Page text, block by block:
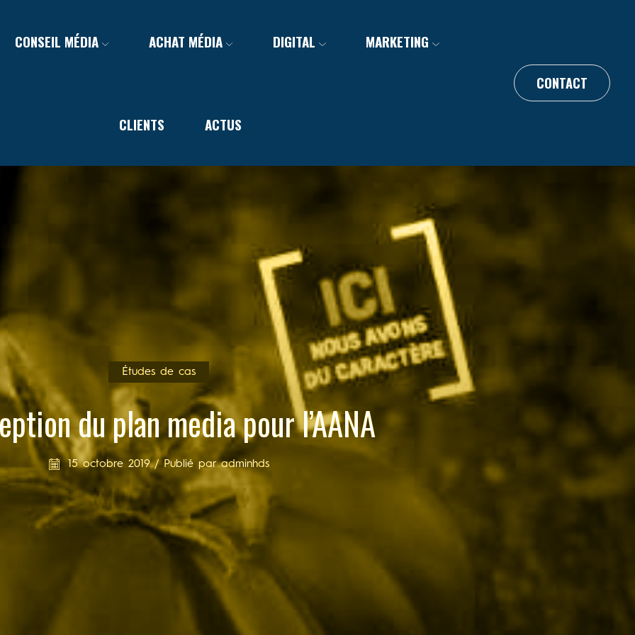
CONSEIL MÉDIA ACHAT MÉDIA DIGITAL MARKETING
CLIENTS ACTUS
CONTACT
Études de cas
du plan media pour l’AANA
15 octobre 2019 / Publié par adminhds